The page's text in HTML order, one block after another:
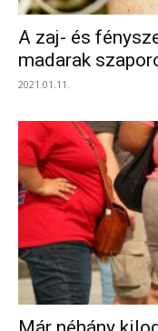
A zaj- és
madarak
2021.01.11.